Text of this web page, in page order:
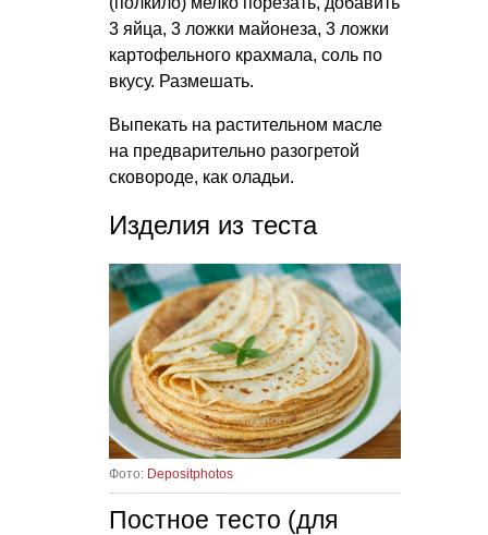
3 яйца, 3 ложки майонеза, 3 ложки
картофельного крахмала, соль по
вкусу. Размешать.
Выпекать на растительном масле
на предварительно разогретой
сковороде, как оладьи.
Изделия из теста
Фото: Depositphotos
Постное тесто (для